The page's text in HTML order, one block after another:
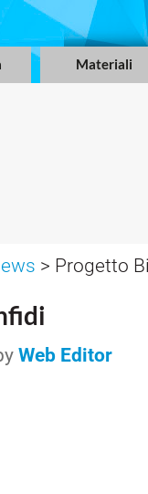
Materiali
> Progetto
Web Editor